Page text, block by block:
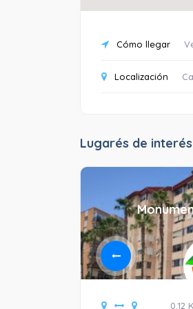
Cómo llegar
Localización
Lugarés de interés
0.12